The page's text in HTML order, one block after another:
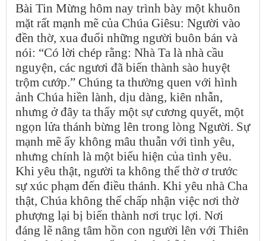
Bài Tin Mừng hôm nay trình bày một khuôn
mặt rất mạnh mẽ của Chúa Giêsu: Người vào
đền thờ, xua đuổi những người buôn bán và
nói: “Có lời chép rằng: Nhà Ta là nhà cầu
nguyện, các ngươi đã biến thành sào huyệt
trộm cướp.” Chúng ta thường quen với hình
ảnh Chúa hiền lành, dịu dàng, kiên nhẫn,
nhưng ở đây ta thấy một sự cương quyết, một
ngọn lửa thánh bừng lên trong lòng Người. Sự
mạnh mẽ ấy không mâu thuẫn với tình yêu,
nhưng chính là một biểu hiện của tình yêu.
Khi yêu thật, người ta không thể thờ ơ trước
sự xúc phạm đến điều thánh. Khi yêu nhà Cha
thật, Chúa không thể chấp nhận việc nơi thờ
phượng lại bị biến thành nơi trục lợi. Nơi
đáng lẽ nâng tâm hồn con người lên với Thiên